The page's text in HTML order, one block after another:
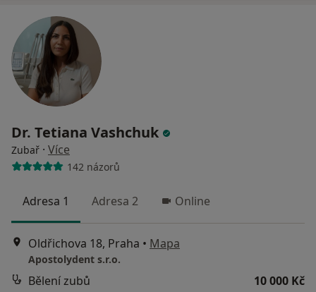
Dr. Tetiana Vashchuk
Zubař · Více
142 názorů
Adresa 1 Adresa 2 Online
Oldřichova 18, Praha • Mapa
Apostolydent s.r.o.
Bělení zubů
10 000 Kč